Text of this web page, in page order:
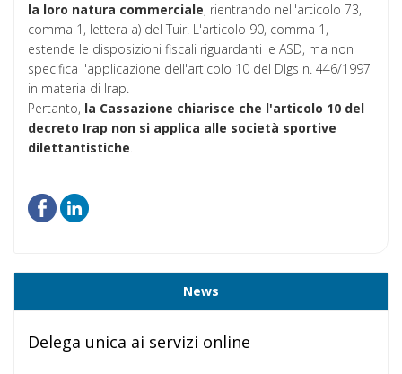
la loro natura commerciale, rientrando nell'articolo 73,
comma 1, lettera a) del Tuir. L'articolo 90, comma 1,
estende le disposizioni fiscali riguardanti le ASD, ma non
specifica l'applicazione dell'articolo 10 del Dlgs n. 446/1997
in materia di Irap.
Pertanto, la Cassazione chiarisce che l'articolo 10 del
decreto Irap non si applica alle società sportive
dilettantistiche.
News
Delega unica ai servizi online